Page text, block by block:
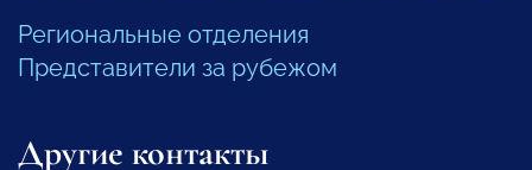
Региональные отделения
Представители за рубежом
Другие контакты